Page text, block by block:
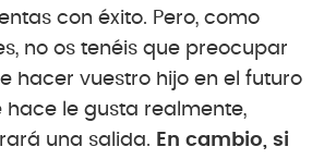
con éxito. Pero, como
no os tenéis que preocupar
hacer vuestro hijo en el futuro
hace le gusta realmente,
una salida. En cambio, si